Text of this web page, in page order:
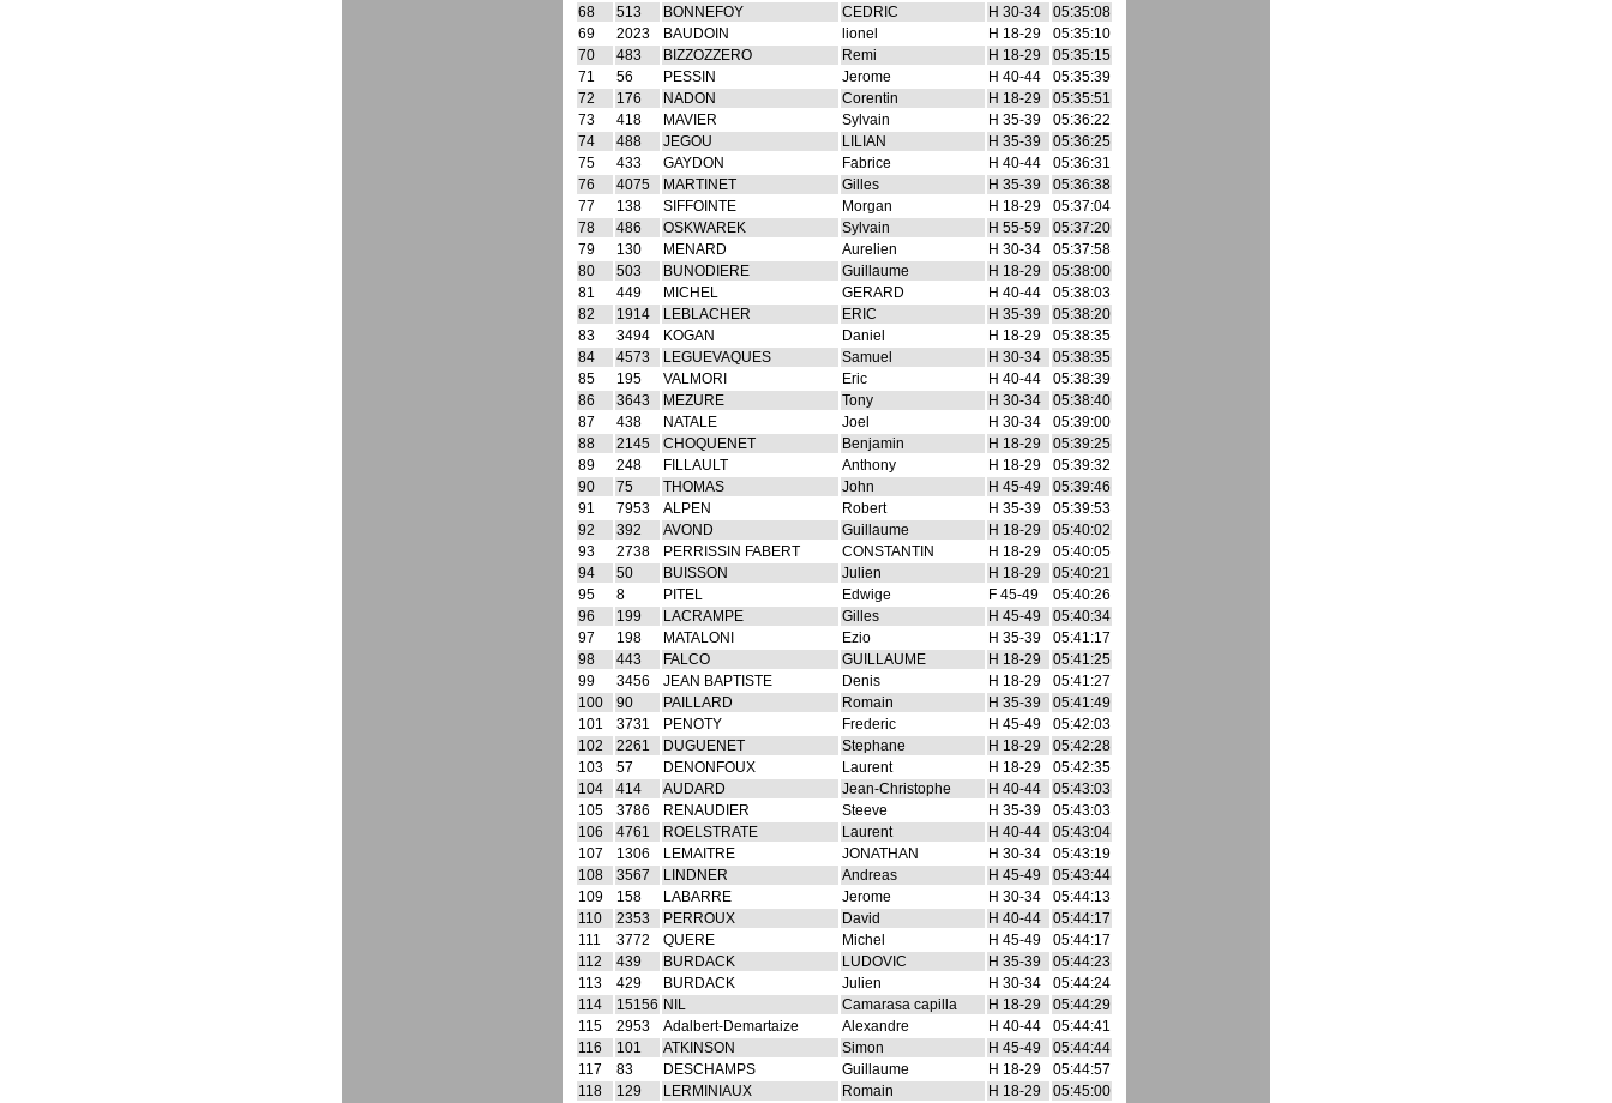
68
513 BONNEFOY CEDRIC H 30-34
05:35:08
69
2023 BAUDOIN lionel H 18-29
05:35:10
70
483 BIZZOZZERO Remi H 18-29
05:35:15
71
56 PESSIN Jerome H 40-44
05:35:39
72
176 NADON Corentin H 18-29
05:35:51
73
418 MAVIER Sylvain H 35-39
05:36:22
74
488 JEGOU LILIAN H 35-39
05:36:25
75
433 GAYDON Fabrice H 40-44
05:36:31
76
4075 MARTINET Gilles H 35-39
05:36:38
77
138 SIFFOINTE Morgan H 18-29
05:37:04
78
486 OSKWAREK Sylvain H 55-59
05:37:20
79
130 MENARD Aurelien H 30-34
05:37:58
80
503 BUNODIERE Guillaume H 18-29
05:38:00
81
449 MICHEL GERARD H 40-44
05:38:03
82
1914 LEBLACHER ERIC H 35-39
05:38:20
83
3494 KOGAN Daniel H 18-29
05:38:35
84
4573 LEGUEVAQUES Samuel H 30-34
05:38:35
85
195 VALMORI Eric H 40-44
05:38:39
86
3643 MEZURE Tony H 30-34
05:38:40
87
438 NATALE Joel H 30-34
05:39:00
88
2145 CHOQUENET Benjamin H 18-29
05:39:25
89
248 FILLAULT Anthony H 18-29
05:39:32
90
75 THOMAS John H 45-49
05:39:46
91
7953 ALPEN Robert H 35-39
05:39:53
92
392 AVOND Guillaume H 18-29
05:40:02
93
2738 PERRISSIN FABERT CONSTANTIN H 18-29
05:40:05
94
50 BUISSON Julien H 18-29
05:40:21
95
8 PITEL Edwige F 45-49
05:40:26
96
199 LACRAMPE Gilles H 45-49
05:40:34
97
198 MATALONI Ezio H 35-39
05:41:17
98
443 FALCO GUILLAUME H 18-29
05:41:25
99
3456 JEAN BAPTISTE Denis H 18-29
05:41:27
100
90 PAILLARD Romain H 35-39
05:41:49
101
3731 PENOTY Frederic H 45-49
05:42:03
102
2261 DUGUENET Stephane H 18-29
05:42:28
103
57 DENONFOUX Laurent H 18-29
05:42:35
104
414 AUDARD Jean-Christophe H 40-44
05:43:03
105
3786 RENAUDIER Steeve H 35-39
05:43:03
106
4761 ROELSTRATE Laurent H 40-44
05:43:04
107
1306 LEMAITRE JONATHAN H 30-34
05:43:19
108
3567 LINDNER Andreas H 45-49
05:43:44
109
158 LABARRE Jerome H 30-34
05:44:13
110
2353 PERROUX David H 40-44
05:44:17
111
3772 QUERE Michel H 45-49
05:44:17
112
439 BURDACK LUDOVIC H 35-39
05:44:23
113
429 BURDACK Julien H 30-34
05:44:24
114
15156 NIL Camarasa capilla H 18-29
05:44:29
115
2953 Adalbert-Demartaize Alexandre H 40-44
05:44:41
116
101 ATKINSON Simon H 45-49
05:44:44
117
83 DESCHAMPS Guillaume H 18-29
05:44:57
118
129 LERMINIAUX Romain H 18-29
05:45:00